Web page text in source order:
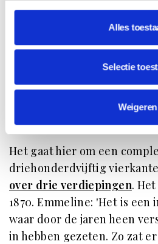
Alles
Selectie
Weigeren
Het gaat hier om een
driehonderdvijftig
over drie verdiepingen.
1870. Emmeline: 'Het is
waar door de jaren heen
in hebben gezeten. Zo zat